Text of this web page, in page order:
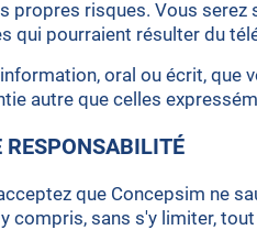
propres risques. Vous
qui pourraient résulter du
oral ou écrit, que
autre que celles
que Concepsim ne
compris, sans s'y limiter,